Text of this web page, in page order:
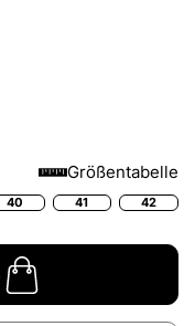
Größentabelle
40 41 42